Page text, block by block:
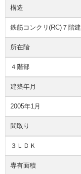
構造
鉄筋コンクリ(RC)７階建
所在階
４階部
建築年月
2005年1月
間取り
３ＬＤＫ
専有面積